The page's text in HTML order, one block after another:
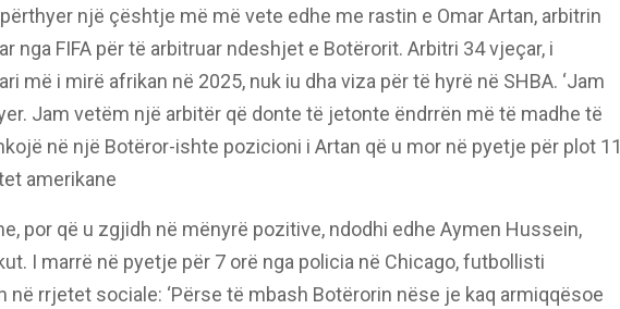
një çështje më më vete edhe me rastin e Omar Artan, arbitrin
nga FIFA për të arbitruar ndeshjet e Botërorit. Arbitri 34 vjeçar, i
më i mirë afrikan në 2025, nuk iu dha viza për të hyrë në SHBA. ‘Jam
Jam vetëm një arbitër që donte të jetonte ëndrrën më të madhe të
në një Botëror-ishte pozicioni i Artan që u mor në pyetje për plot 11
amerikane
por që u zgjidh në mënyrë pozitive, ndodhi edhe Aymen Hussein,
I marrë në pyetje për 7 orë nga policia në Chicago, futbollisti
në rrjetet sociale: ‘Përse të mbash Botërorin nëse je kaq armiqqësoe